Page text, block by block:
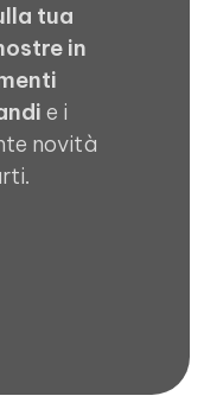
tua
in
e i
novità